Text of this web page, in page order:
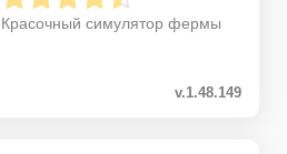
Красочный симулятор фермы
v.1.48.149